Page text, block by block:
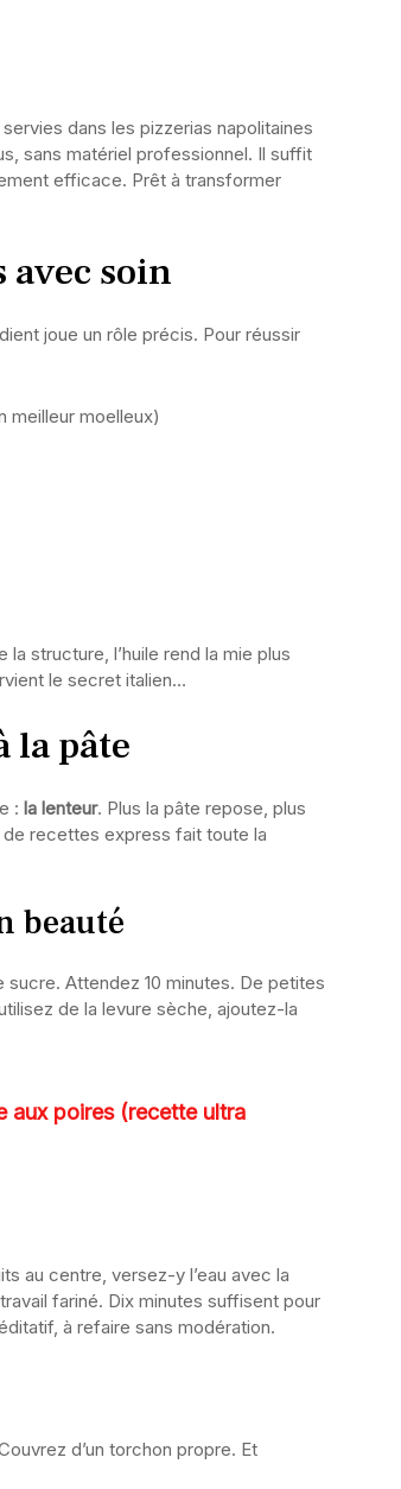
dans les pizzerias napolitaines
sans matériel professionnel. Il suffit
efficace. Prêt à transformer
soin
joue un rôle précis. Pour réussir
meilleur moelleux)
structure, l’huile rend la mie plus
le secret italien…
la pâte
: la lenteur. Plus la pâte repose, plus
recettes express fait toute la
beauté
Attendez 10 minutes. De petites
de la levure sèche, ajoutez-la
aux poires (recette ultra
au centre, versez-y l’eau avec la
fariné. Dix minutes suffisent pour
à refaire sans modération.
d’un torchon propre. Et